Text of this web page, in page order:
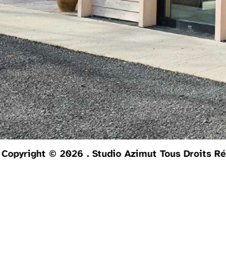
Copyright © 2026 . Studio Azimut Tous Droits